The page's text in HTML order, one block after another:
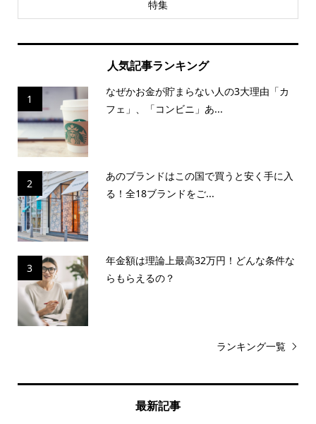
特集
人気記事ランキング
1
なぜかお金が貯まらない人の3大理由「カ
フェ」、「コンビニ」あ...
2
あのブランドはこの国で買うと安く手に入
る！全18ブランドをご...
3
年金額は理論上最高32万円！どんな条件な
らもらえるの？
ランキング一覧
最新記事